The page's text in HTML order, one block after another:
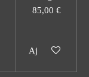
panier
85,00 €
Ajouter au